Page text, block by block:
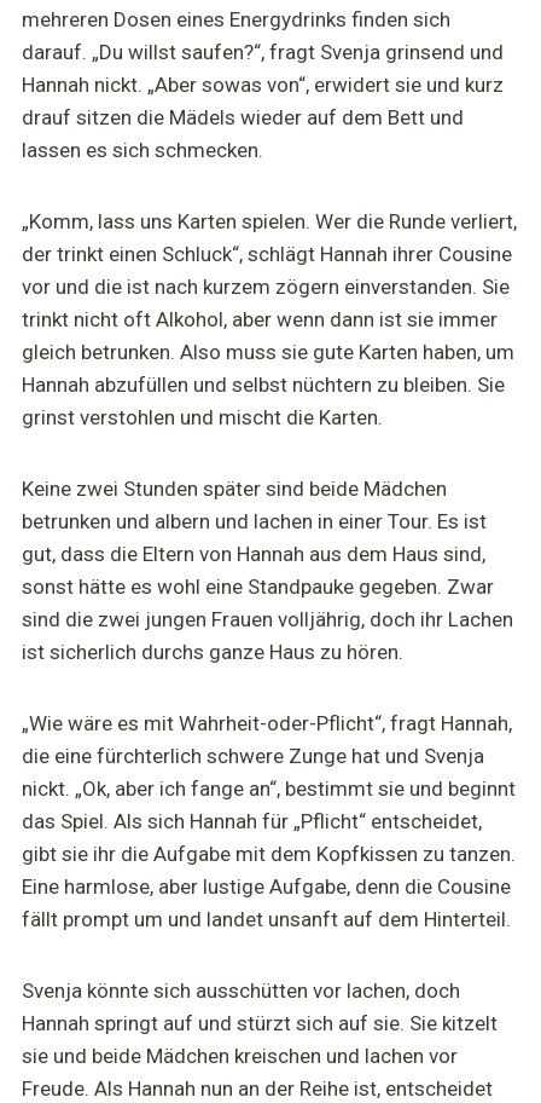
mehreren Dosen eines Energydrinks finden sich
darauf. „Du willst saufen?“, fragt Svenja grinsend und
Hannah nickt. „Aber sowas von“, erwidert sie und kurz
drauf sitzen die Mädels wieder auf dem Bett und
lassen es sich schmecken.
„Komm, lass uns Karten spielen. Wer die Runde verliert,
der trinkt einen Schluck“, schlägt Hannah ihrer Cousine
vor und die ist nach kurzem zögern einverstanden. Sie
trinkt nicht oft Alkohol, aber wenn dann ist sie immer
gleich betrunken. Also muss sie gute Karten haben, um
Hannah abzufüllen und selbst nüchtern zu bleiben. Sie
grinst verstohlen und mischt die Karten.
Keine zwei Stunden später sind beide Mädchen
betrunken und albern und lachen in einer Tour. Es ist
gut, dass die Eltern von Hannah aus dem Haus sind,
sonst hätte es wohl eine Standpauke gegeben. Zwar
sind die zwei jungen Frauen volljährig, doch ihr Lachen
ist sicherlich durchs ganze Haus zu hören.
„Wie wäre es mit Wahrheit-oder-Pflicht“, fragt Hannah,
die eine fürchterlich schwere Zunge hat und Svenja
nickt. „Ok, aber ich fange an“, bestimmt sie und beginnt
das Spiel. Als sich Hannah für „Pflicht“ entscheidet,
gibt sie ihr die Aufgabe mit dem Kopfkissen zu tanzen.
Eine harmlose, aber lustige Aufgabe, denn die Cousine
fällt prompt um und landet unsanft auf dem Hinterteil.
Svenja könnte sich ausschütten vor lachen, doch
Hannah springt auf und stürzt sich auf sie. Sie kitzelt
sie und beide Mädchen kreischen und lachen vor
Freude. Als Hannah nun an der Reihe ist, entscheidet